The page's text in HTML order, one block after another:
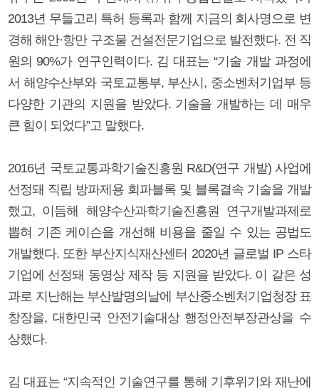
2013년 무들고리 특허 등록과 함께 지금의 회사명으로 변
경해 해안·항만 구조물 건설전문기업으로 발전했다. 전 직
원의 90%가 연구인력이다. 김 대표는 “기술 개발 과정에
서 해양수산부와 국토교통부, 부산시, 중소벤처기업부 등
다양한 기관의 지원을 받았다. 기술을 개발하는 데 매우
큰 힘이 되었다”고 말했다.
2016년 국토교통과학기술진흥원 R&D(연구 개발) 사업에
선정돼 직립 방파제용 회파블록 및 블록결속 기술을 개발
했고, 이듬해 해양수산과학기술진흥원 연구개발과제로
뽑혀 기존 케이슨을 개선해 비용을 줄일 수 있는 공법도
개발했다. 또한 부산지식재산센터 2020년 글로벌 IP 스타
기업에 선정돼 동영상 제작 등 지원을 받았다. 이 같은 성
과로 지난해는 부산발명의날에 부산중소벤처기업청장 표
창장을, 대한민국 안전기술대상 행정안전부장관상을 수
상했다.
김 대표는 “지속적인 기술연구를 통해 기후위기와 재난에